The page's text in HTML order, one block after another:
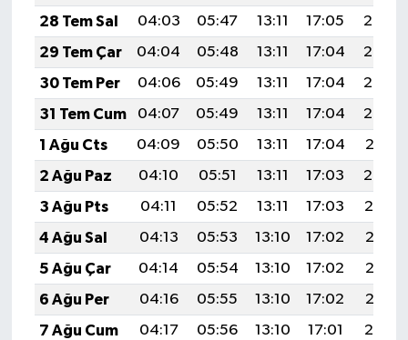
28 Tem Sal
04:03 05:47 13:11 17:05
20:25
29 Tem Çar
04:04 05:48 13:11 17:04
20:24
30 Tem Per
04:06 05:49 13:11 17:04
20:23
31 Tem Cum
04:07 05:49 13:11 17:04
20:22
1 Ağu Cts
04:09 05:50 13:11 17:04
20:21
2 Ağu Paz
04:10 05:51 13:11 17:03
20:20
3 Ağu Pts
04:11 05:52 13:11 17:03
20:19
4 Ağu Sal
04:13 05:53 13:10 17:02
20:18
5 Ağu Çar
04:14 05:54 13:10 17:02
20:17
6 Ağu Per
04:16 05:55 13:10 17:02
20:16
7 Ağu Cum
04:17 05:56 13:10 17:01
20:14